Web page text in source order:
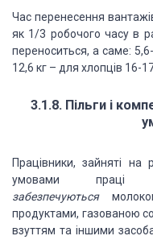
Час перенесення
як 1/3 робочого часу в
переноситься, а саме:
12,6 кг – для хлопців 16-17
3.1.8. Пільги і
Працівники, зайняті
умовами
забезпечуються
продуктами, газованою
взуттям та іншими